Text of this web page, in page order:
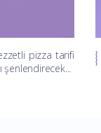
pizza tarifi
şenlendirecek...